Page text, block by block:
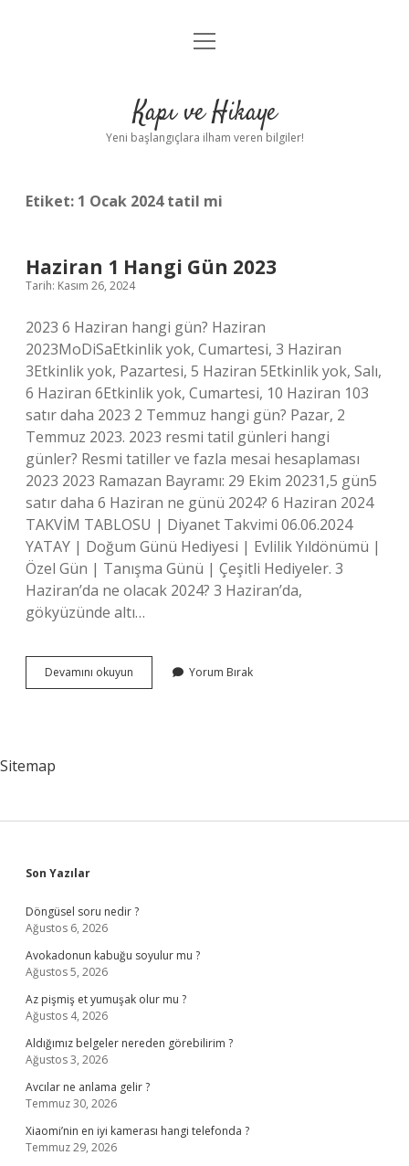
Anasayfa
Yasal Uyarı
menüyü
Kapı ve Hikaye
Yeni başlangıçlara ilham veren bilgiler!
Etiket: 1 Ocak 2024 tatil mi
Haziran 1 Hangi Gün 2023
Tarih: Kasım 26, 2024
2023 6 Haziran hangi gün? Haziran
2023MoDiSaEtkinlik yok, Cumartesi, 3 Haziran
3Etkinlik yok, Pazartesi, 5 Haziran 5Etkinlik yok, Salı,
6 Haziran 6Etkinlik yok, Cumartesi, 10 Haziran 103
satır daha 2023 2 Temmuz hangi gün? Pazar, 2
Temmuz 2023. 2023 resmi tatil günleri hangi
günler? Resmi tatiller ve fazla mesai hesaplaması
2023 2023 Ramazan Bayramı: 29 Ekim 20231,5 gün5
satır daha 6 Haziran ne günü 2024? 6 Haziran 2024
TAKVİM TABLOSU | Diyanet Takvimi 06.06.2024
YATAY | Doğum Günü Hediyesi | Evlilik Yıldönümü |
Özel Gün | Tanışma Günü | Çeşitli Hediyeler. 3
Haziran’da ne olacak 2024? 3 Haziran’da,
gökyüzünde altı…
Devamını okuyun
1
Yorum Bırak
Sitemap
Sidebar
Son Yazılar
Döngüsel soru nedir ?
Ağustos 6, 2026
Avokadonun kabuğu soyulur mu ?
Ağustos 5, 2026
Az pişmiş et yumuşak olur mu ?
Ağustos 4, 2026
Aldığımız belgeler nereden görebilirim ?
Ağustos 3, 2026
Avcılar ne anlama gelir ?
Temmuz 30, 2026
Xiaomi’nin en iyi kamerası hangi telefonda ?
Temmuz 29, 2026